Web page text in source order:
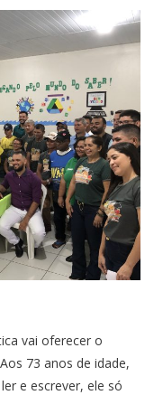
vai oferecer o
73 anos de idade,
e escrever, ele só